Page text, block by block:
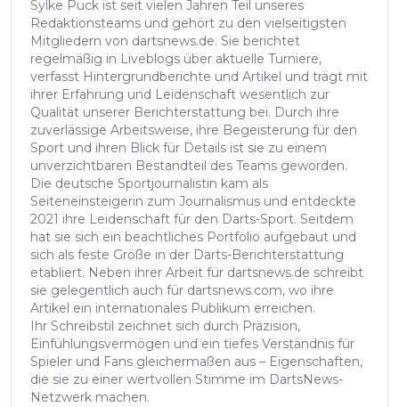
Sylke Puck ist seit vielen Jahren Teil unseres
Redaktionsteams und gehört zu den vielseitigsten
Mitgliedern von dartsnews.de. Sie berichtet
regelmäßig in Liveblogs über aktuelle Turniere,
verfasst Hintergrundberichte und Artikel und trägt mit
ihrer Erfahrung und Leidenschaft wesentlich zur
Qualität unserer Berichterstattung bei. Durch ihre
zuverlässige Arbeitsweise, ihre Begeisterung für den
Sport und ihren Blick für Details ist sie zu einem
unverzichtbaren Bestandteil des Teams geworden.
Die deutsche Sportjournalistin kam als
Seiteneinsteigerin zum Journalismus und entdeckte
2021 ihre Leidenschaft für den Darts-Sport. Seitdem
hat sie sich ein beachtliches Portfolio aufgebaut und
sich als feste Größe in der Darts-Berichterstattung
etabliert. Neben ihrer Arbeit für dartsnews.de schreibt
sie gelegentlich auch für dartsnews.com, wo ihre
Artikel ein internationales Publikum erreichen.
Ihr Schreibstil zeichnet sich durch Präzision,
Einfühlungsvermögen und ein tiefes Verständnis für
Spieler und Fans gleichermaßen aus – Eigenschaften,
die sie zu einer wertvollen Stimme im DartsNews-
Netzwerk machen.